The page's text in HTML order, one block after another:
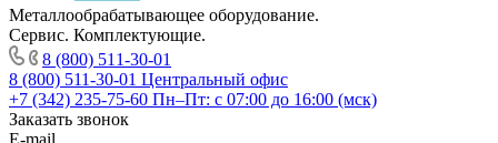
Металлообрабатывающее оборудование.
Сервис. Комплектующие.
8 (800) 511-30-01
8 (800) 511-30-01 Центральный офис
+7 (342) 235-75-60 Пн–Пт: с 07:00 до 16:00 (мск)
Заказать звонок
E-mail